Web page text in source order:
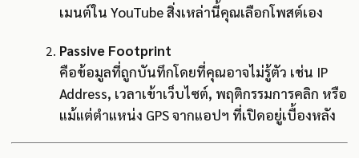
เมนต์ใน YouTube สิ่งเหล่านี้คุณเลือกโพสต์เอง
Passive Footprint
คือข้อมูลที่ถูกบันทึกโดยที่คุณอาจไม่รู้ตัว เช่น IP
Address, เวลาเข้าเว็บไซต์, พฤติกรรมการคลิก หรือ
แม้แต่ตำแหน่ง GPS จากแอปฯ ที่เปิดอยู่เบื้องหลัง